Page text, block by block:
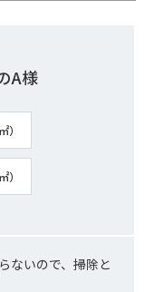
A様
）
）
ないので、掃除と